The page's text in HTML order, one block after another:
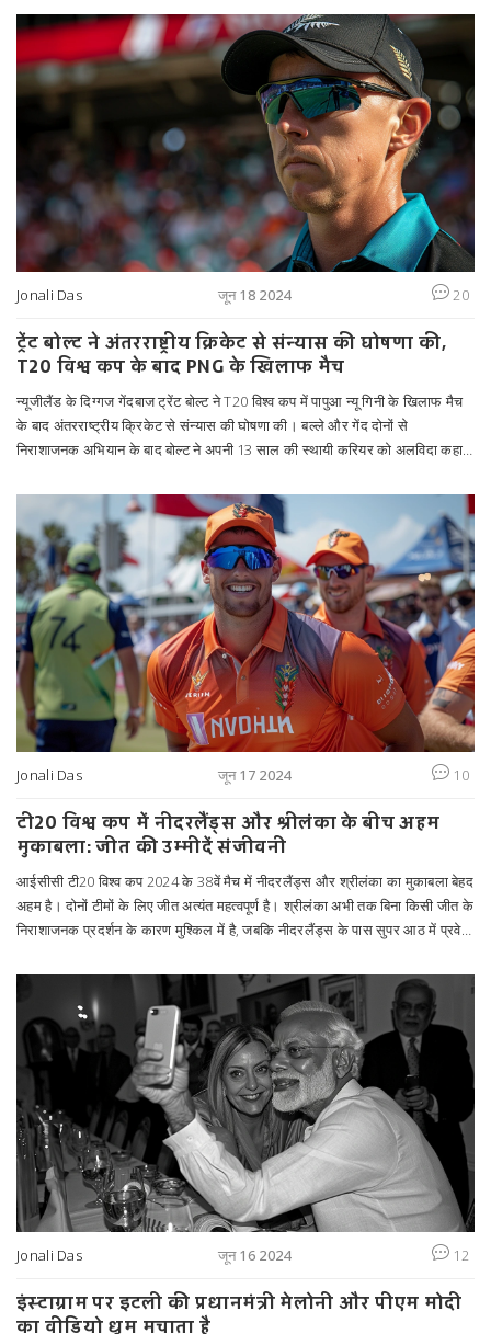
Jonali Das जून 18 2024 20
ट्रेंट बोल्ट ने अंतरराष्ट्रीय क्रिकेट से संन्यास की घोषणा की,
T20 विश्व कप के बाद PNG के खिलाफ मैच
न्यूजीलैंड के दिग्गज गेंदबाज ट्रेंट बोल्ट ने T20 विश्व कप में पापुआ न्यू गिनी के खिलाफ मैच
के बाद अंतरराष्ट्रीय क्रिकेट से संन्यास की घोषणा की। बल्ले और गेंद दोनों से
निराशाजनक अभियान के बाद बोल्ट ने अपनी 13 साल की स्थायी करियर को अलविदा कहा।
Jonali Das जून 17 2024 10
टी20 विश्व कप में नीदरलैंड्स और श्रीलंका के बीच अहम
मुकाबला: जीत की उम्मीदें संजीवनी
आईसीसी टी20 विश्व कप 2024 के 38वें मैच में नीदरलैंड्स और श्रीलंका का मुकाबला बेहद
अहम है। दोनों टीमों के लिए जीत अत्यंत महत्वपूर्ण है। श्रीलंका अभी तक बिना किसी जीत के
निराशाजनक प्रदर्शन के कारण मुश्किल में है, जबकि नीदरलैंड्स के पास सुपर आठ में प्रवेश
Jonali Das जून 16 2024 12
इंस्टाग्राम पर इटली की प्रधानमंत्री मेलोनी और पीएम मोदी
का वीडियो धूम मचाता है